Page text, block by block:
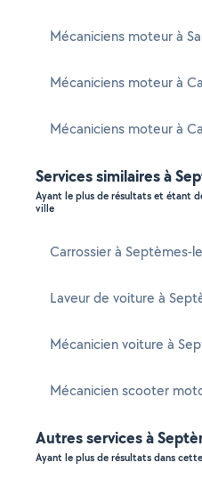
Mécaniciens moteur à
Mécaniciens moteur à
Mécaniciens moteur à
Services similaires à
Ayant le plus de résultats et étant
ville
Carrossier à Septèmes-
Laveur de voiture à
Mécanicien voiture à
Mécanicien scooter
Autres services à
Ayant le plus de résultats dans